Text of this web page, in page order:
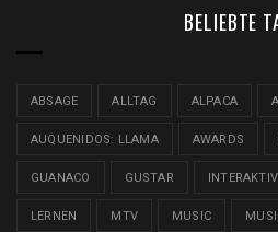
BELIEBTE
ABSAGE ALLTAG ALPACA
AUQUENIDOS: LLAMA AWARDS
GUANACO GUSTAR INTERAKTIV
LERNEN MTV MUSIC